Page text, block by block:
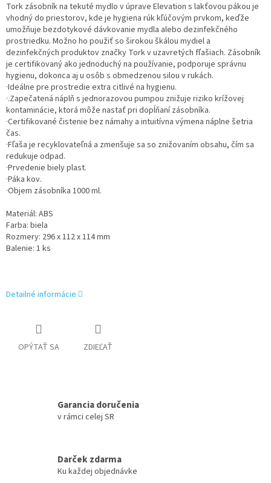
Tork zásobník na tekuté mydlo v úprave Elevation s lakťovou pákou je
vhodný do priestorov, kde je hygiena rúk kľúčovým prvkom, keďže
umožňuje bezdotykové dávkovanie mydla alebo dezinfekčného
prostriedku. Možno ho použiť so širokou škálou mydiel a
dezinfekčných produktov značky Tork v uzavretých fľašiach. Zásobník
je certifikovaný ako jednoduchý na používanie, podporuje správnu
hygienu, dokonca aj u osôb s obmedzenou silou v rukách.
·Ideálne pre prostredie extra citlivé na hygienu.
·.Zapečatená náplň s jednorazovou pumpou znižuje riziko krížovej
kontaminácie, ktorá môže nastať pri dopĺňaní zásobníka.
·Certifikované čistenie bez námahy a intuitívna výmena náplne šetria
čas.
·Fľaša je recyklovateľná a zmenšuje sa so znižovaním obsahu, čím sa
redukuje odpad.
·Prvedenie biely plast.
·Páka kov.
·Objem zásobníka 1000 ml.
Materiál: ABS
Farba: biela
Rozmery: 296 x 112 x 114 mm
Balenie: 1 ks
Detailné informácie
OPÝTAŤ SA ZDIEĽAŤ
Garancia doručenia
v rámci celej SR
Darček zdarma
Ku každej objednávke